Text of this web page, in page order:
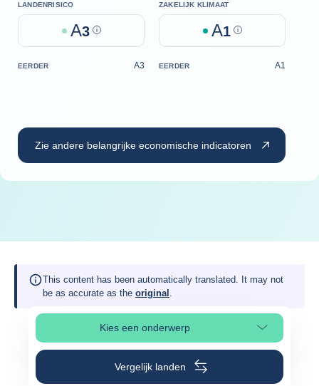
LANDENRISICO
A3 Help
ZAKELIJK KLIMAAT
A1 Help
EERDER A3 EERDER A1
Zie andere belangrijke economische indicatoren
This content has been automatically translated. It may not
be as accurate as the original .
Kies een onderwerp
Selecteer paginasectie
Vergelijk landen